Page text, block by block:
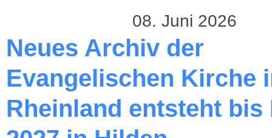
08. Juni 2026
Neues Archiv der
Evangelischen Kirche
Rheinland entsteht bis